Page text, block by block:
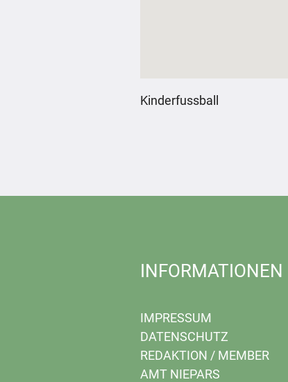
Kinderfussball
INFORMATIONEN
IMPRESSUM
DATENSCHUTZ
REDAKTION / MEMBER
AMT NIEPARS